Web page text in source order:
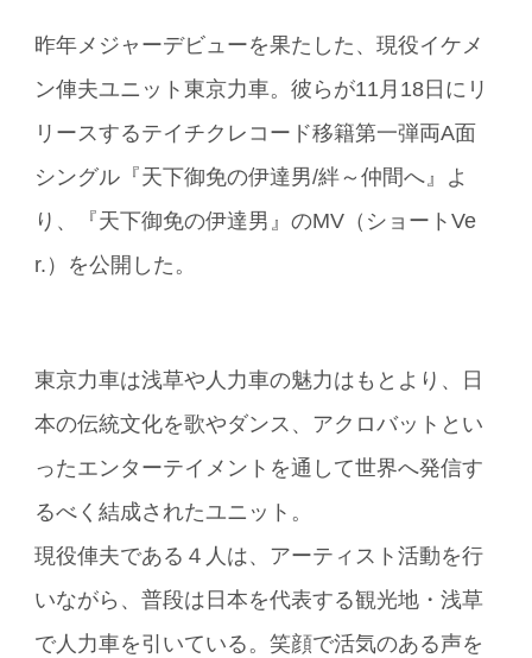
昨年メジャーデビューを果たした、現役イケメ
ン俥夫ユニット東京力車。彼らが11月18日にリ
リースするテイチクレコード移籍第一弾両A面
シングル『天下御免の伊達男/絆～仲間へ』よ
り、『天下御免の伊達男』のMV（ショートVe
r.）を公開した。
東京力車は浅草や人力車の魅力はもとより、日
本の伝統文化を歌やダンス、アクロバットとい
ったエンターテイメントを通して世界へ発信す
るべく結成されたユニット。
現役俥夫である４人は、アーティスト活動を行
いながら、普段は日本を代表する観光地・浅草
で人力車を引いている。笑顔で活気のある声を